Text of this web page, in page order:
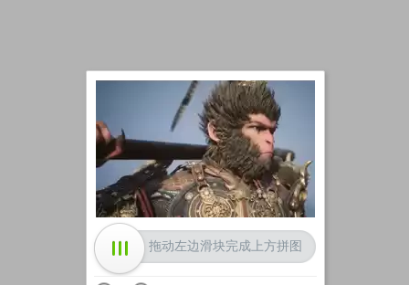
加载中
拖动左边滑块完成上方拼图